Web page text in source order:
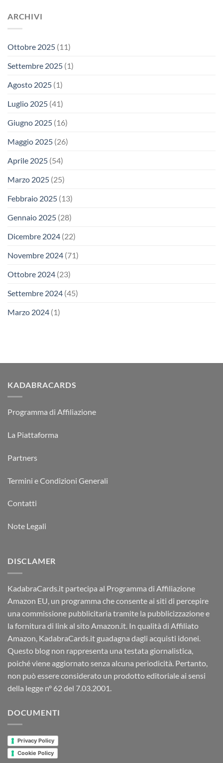
ARCHIVI
Ottobre 2025 (11)
Settembre 2025 (1)
Agosto 2025 (1)
Luglio 2025 (41)
Giugno 2025 (16)
Maggio 2025 (26)
Aprile 2025 (54)
Marzo 2025 (25)
Febbraio 2025 (13)
Gennaio 2025 (28)
Dicembre 2024 (22)
Novembre 2024 (71)
Ottobre 2024 (23)
Settembre 2024 (45)
Marzo 2024 (1)
KADABRACARDS
Programma di Affiliazione
La Piattaforma
Partners
Termini e Condizioni Generali
Contatti
Note Legali
DISCLAMER
KadabraCards.it partecipa al Programma di Affiliazione
Amazon EU, un programma che consente ai siti di percepire
una commissione pubblicitaria tramite la pubblicizzazione e
la fornitura di link al sito Amazon.it. In qualità di Affiliato
Amazon, KadabraCards.it guadagna dagli acquisti idonei.
Questo blog non rappresenta una testata giornalistica,
poiché viene aggiornato senza alcuna periodicità. Pertanto,
non può essere considerato un prodotto editoriale ai sensi
della legge n° 62 del 7.03.2001.
DOCUMENTI
Privacy Policy
Cookie Policy